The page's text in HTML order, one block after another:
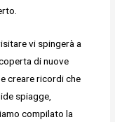
vi spingerà a
di nuove
creare ricordi che
spiagge,
compilato la